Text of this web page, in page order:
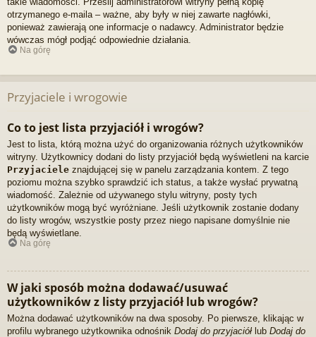
otrzymanego e-maila – ważne, aby były w niej zawarte nagłówki,
ponieważ zawierają one informacje o nadawcy. Administrator będzie
wówczas mógł podjąć odpowiednie działania.
Na górę
Przyjaciele i wrogowie
Co to jest lista przyjaciół i wrogów?
Jest to lista, którą można użyć do organizowania różnych użytkowników
witryny. Użytkownicy dodani do listy przyjaciół będą wyświetleni na karcie
Przyjaciele znajdującej się w panelu zarządzania kontem. Z tego
poziomu można szybko sprawdzić ich status, a także wysłać prywatną
wiadomość. Zależnie od używanego stylu witryny, posty tych
użytkowników mogą być wyróżniane. Jeśli użytkownik zostanie dodany
do listy wrogów, wszystkie posty przez niego napisane domyślnie nie
będą wyświetlane.
Na górę
W jaki sposób można dodawać/usuwać
użytkowników z listy przyjaciół lub wrogów?
Można dodawać użytkowników na dwa sposoby. Po pierwsze, klikając w
profilu wybranego użytkownika odnośnik Dodaj do przyjaciółlub Dodaj do